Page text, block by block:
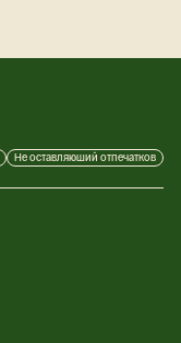
Не оставляюший отпечатков